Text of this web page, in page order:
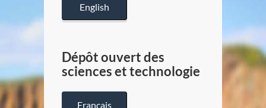
English
Dépôt ouvert des
sciences et technologie
Français